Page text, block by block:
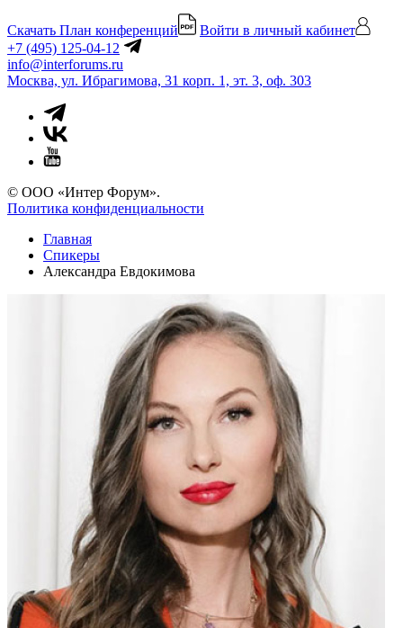
Скачать План конференций
Войти в личный кабинет
+7 (495) 125-04-12
info@interforums.ru
Москва, ул. Ибрагимова, 31 корп. 1, эт. 3, оф. 303
© ООО «Интер Форум».
Политика конфиденциальности
Главная
Спикеры
Александра Евдокимова